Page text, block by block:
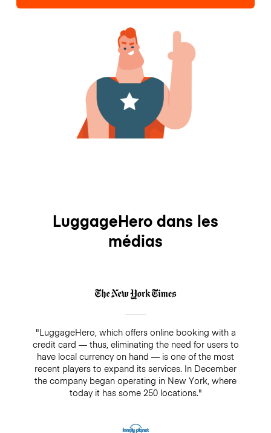
LuggageHero dans les
médias
"LuggageHero, which offers online booking with a
credit card — thus, eliminating the need for users to
have local currency on hand — is one of the most
recent players to expand its services. In December
the company began operating in New York, where
today it has some 250 locations."